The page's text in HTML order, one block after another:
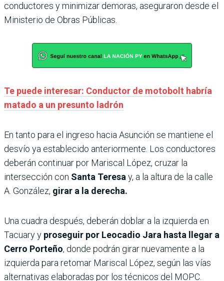
conductores y minimizar demoras, aseguraron desde el
Ministerio de Obras Públicas.
Te puede interesar: Conductor de motobolt habría
matado a un presunto ladrón
En tanto para el ingreso hacia Asunción se mantiene el
desvío ya establecido anteriormente. Los conductores
deberán continuar por Mariscal López, cruzar la
intersección con Santa Teresa y, a la altura de la calle
A. González, girar a la derecha.
Una cuadra después, deberán doblar a la izquierda en
Tacuary y proseguir por Leocadio Jara hasta llegar a
Cerro Porteño, donde podrán girar nuevamente a la
izquierda para retomar Mariscal López, según las vías
alternativas elaboradas por los técnicos del MOPC.